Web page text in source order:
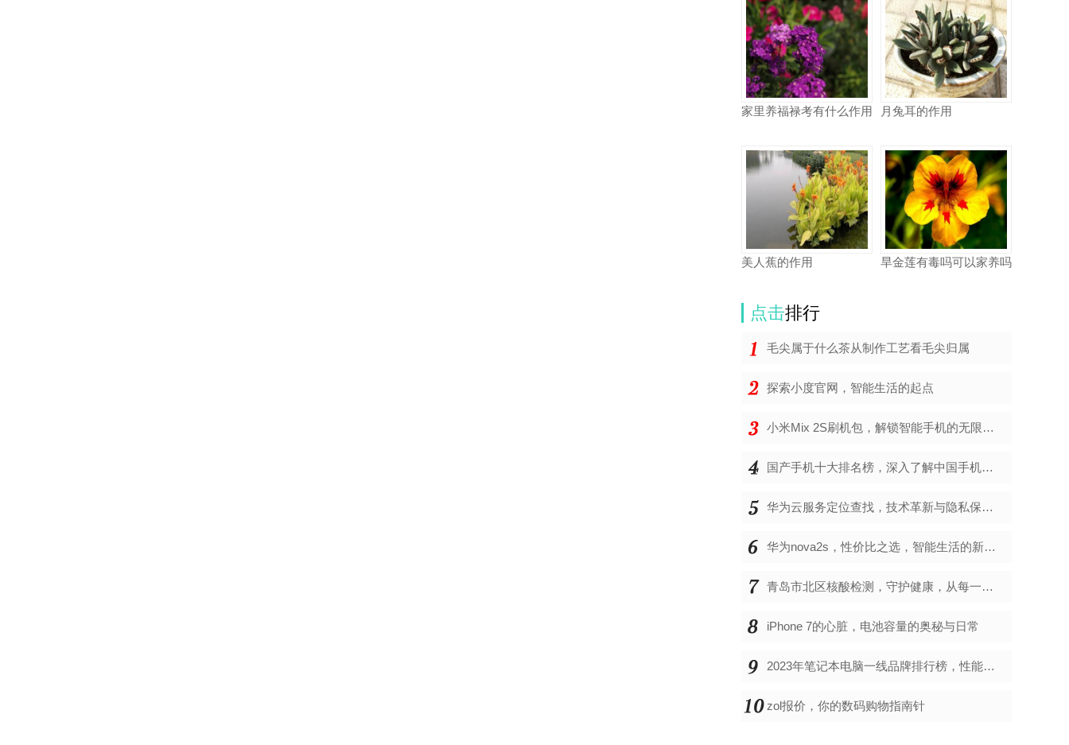
家里养福禄考有什么作用 月兔耳的作用
美人蕉的作用 旱金莲有毒吗可以家养吗
点击排行
毛尖属于什么茶从制作工艺看毛尖归属
探索小度官网，智能生活的起点
小米Mix 2S刷机包，解锁智能手机的无限可能
国产手机十大排名榜，深入了解中国手机市场的佼佼者
华为云服务定位查找，技术革新与隐私保护的双重奏
华为nova2s，性价比之选，智能生活的新伙伴
青岛市北区核酸检测，守护健康，从每一次检测开始
iPhone 7的心脏，电池容量的奥秘与日常
2023年笔记本电脑一线品牌排行榜，性能、创新与用户满意度的综合考量
zol报价，你的数码购物指南针